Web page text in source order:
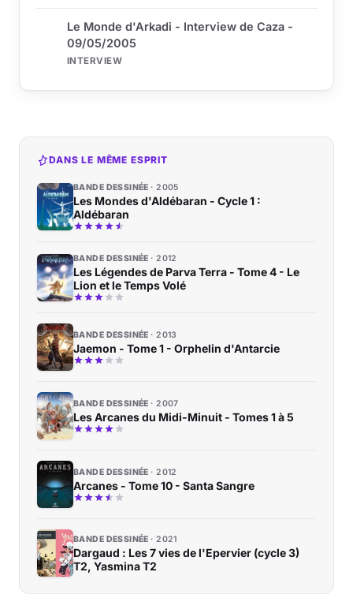
Le Monde d'Arkadi - Interview de Caza -
09/05/2005
INTERVIEW
DANS LE MÊME ESPRIT
BANDE DESSINÉE 2005
Les Mondes d'Aldébaran - Cycle 1 :
Aldébaran
BANDE DESSINÉE 2012
Les Légendes de Parva Terra - Tome 4 - Le
Lion et le Temps Volé
BANDE DESSINÉE 2013
Jaemon - Tome 1 - Orphelin d'Antarcie
BANDE DESSINÉE 2007
Les Arcanes du Midi-Minuit - Tomes 1 à 5
BANDE DESSINÉE 2012
Arcanes - Tome 10 - Santa Sangre
BANDE DESSINÉE 2021
Dargaud : Les 7 vies de l'Epervier (cycle 3)
T2, Yasmina T2